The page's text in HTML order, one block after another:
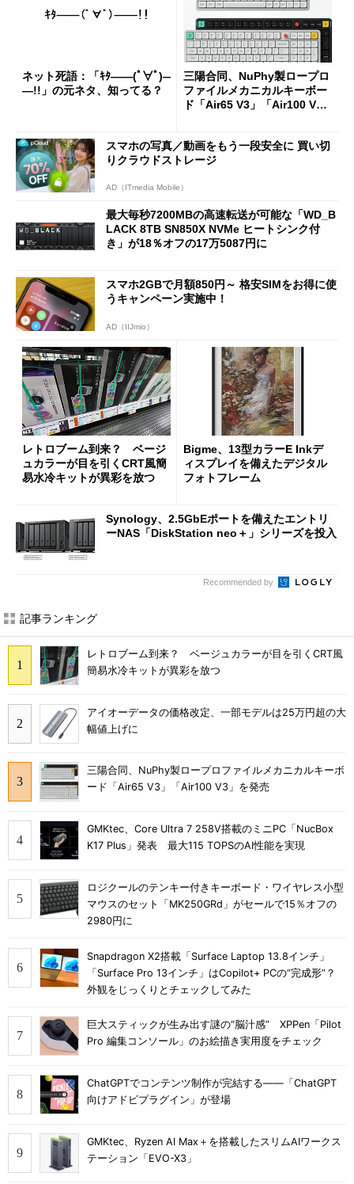
ネット死語：「ｷﾀ――(ﾟ∀ﾟ)―
―!!」の元ネタ、知ってる？
三陽合同、NuPhy製ロープロ
ファイルメカニカルキーボー
ド「Air65 V3」「Air100 V
スマホの写真／動画をもう一段安全に 買い切
りクラウドストレージ
AD（ITmedia Mobile）
最大毎秒7200MBの高速転送が可能な「WD_B
LACK 8TB SN850X NVMe ヒートシンク付
き」が18％オフの17万5087円に
スマホ2GBで月額850円～ 格安SIMをお得に使
うキャンペーン実施中！
AD（IIJmio）
レトロブーム到来？ ベージ
ュカラーが目を引くCRT風簡
易水冷キットが異彩を放つ
Bigme、13型カラーE Inkデ
ィスプレイを備えたデジタル
フォトフレーム
Synology、2.5GbEポートを備えたエントリ
ーNAS「DiskStation neo＋」シリーズを投入
Recommended by
記事ランキング
レトロブーム到来？ ベージュカラーが目を引くCRT風
簡易水冷キットが異彩を放つ
アイオーデータの価格改定、一部モデルは25万円超の大
幅値上げに
三陽合同、NuPhy製ロープロファイルメカニカルキーボ
ード「Air65 V3」「Air100 V3」を発売
GMKtec、Core Ultra 7 258V搭載のミニPC「NucBox
K17 Plus」発表 最大115 TOPSのAI性能を実現
ロジクールのテンキー付きキーボード・ワイヤレス小型
マウスのセット「MK250GRd」がセールで15％オフの
2980円に
Snapdragon X2搭載「Surface Laptop 13.8インチ」
「Surface Pro 13インチ」はCopilot+ PCの“完成形”？
外観をじっくりとチェックしてみた
巨大スティックが生み出す謎の“脳汁感” XPPen「Pilot
Pro 編集コンソール」のお絵描き実用度をチェック
ChatGPTでコンテンツ制作が完結する――「ChatGPT
向けアドビプラグイン」が登場
GMKtec、Ryzen AI Max＋を搭載したスリムAIワークス
テーション「EVO-X3」